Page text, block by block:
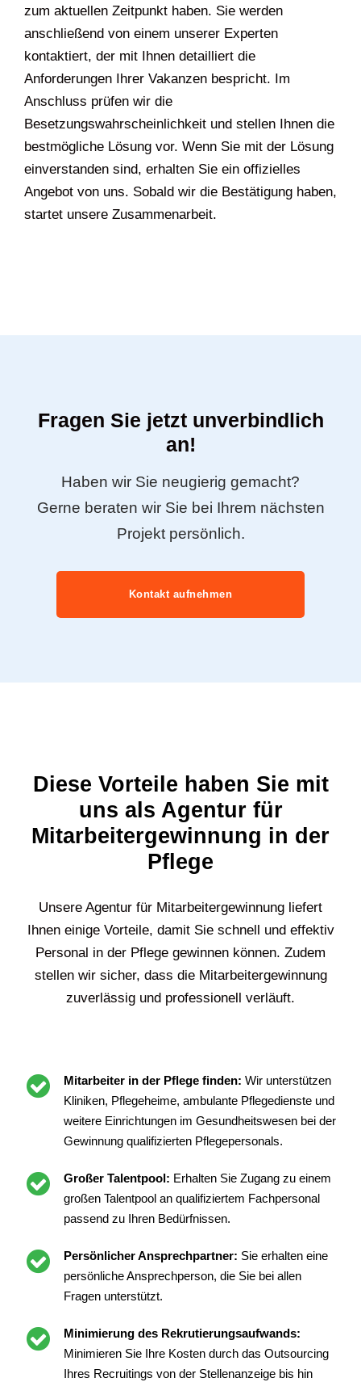
zum aktuellen Zeitpunkt haben. Sie werden
anschließend von einem unserer Experten
kontaktiert, der mit Ihnen detailliert die
Anforderungen Ihrer Vakanzen bespricht. Im
Anschluss prüfen wir die
Besetzungswahrscheinlichkeit und stellen Ihnen die
bestmögliche Lösung vor. Wenn Sie mit der Lösung
einverstanden sind, erhalten Sie ein offizielles
Angebot von uns. Sobald wir die Bestätigung haben,
startet unsere Zusammenarbeit.
Fragen Sie jetzt unverbindlich
an!
Haben wir Sie neugierig gemacht?
Gerne beraten wir Sie bei Ihrem nächsten
Projekt persönlich.
Kontakt aufnehmen
Diese Vorteile haben Sie mit
uns als Agentur für
Mitarbeitergewinnung in der
Pflege
Unsere Agentur für Mitarbeitergewinnung liefert
Ihnen einige Vorteile, damit Sie schnell und effektiv
Personal in der Pflege gewinnen können. Zudem
stellen wir sicher, dass die Mitarbeitergewinnung
zuverlässig und professionell verläuft.
Mitarbeiter in der Pflege finden: Wir unterstützen
Kliniken, Pflegeheime, ambulante Pflegedienste und
weitere Einrichtungen im Gesundheitswesen bei der
Gewinnung qualifizierten Pflegepersonals.
Großer Talentpool: Erhalten Sie Zugang zu einem
großen Talentpool an qualifiziertem Fachpersonal
passend zu Ihren Bedürfnissen.
Persönlicher Ansprechpartner: Sie erhalten eine
persönliche Ansprechperson, die Sie bei allen
Fragen unterstützt.
Minimierung des Rekrutierungsaufwands:
Minimieren Sie Ihre Kosten durch das Outsourcing
Ihres Recruitings von der Stellenanzeige bis hin